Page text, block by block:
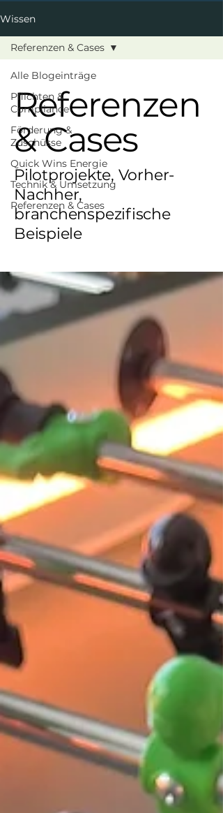
Wissen
Alle Blogeinträge
Pflichten &
Compliance
Förderung &
Zuschüsse
Quick Wins Energie
Technik & Umsetzung
Referenzen & Cases
Referenzen & Cases
Referenzen
& Cases
Pilotprojekte, Vorher-
Nachher,
branchenspezifische
Beispiele